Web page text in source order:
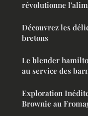
révolutionne
Découvrez les
bretons
Le blender
au service des
Exploration
Brownie au